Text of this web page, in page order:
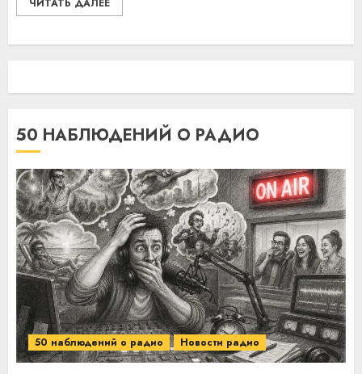
ЧИТАТЬ ДАЛЕЕ
50 НАБЛЮДЕНИЙ О РАДИО
50 наблюдений о радио Новости радио